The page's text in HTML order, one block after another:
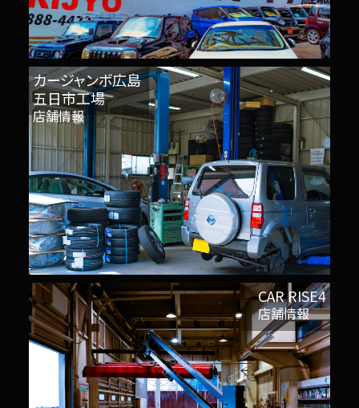
カージャンボ広島
五日市工場
店舗情報
CAR RISE4
店舗情報